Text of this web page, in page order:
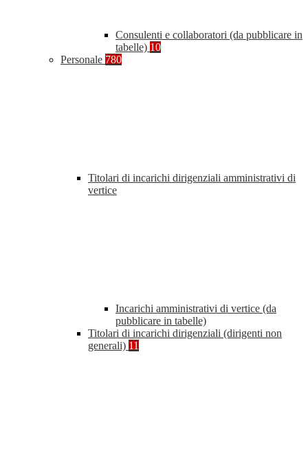
Consulenti e collaboratori (da pubblicare in
tabelle) 10
Personale 780
Titolari di incarichi dirigenziali amministrativi di
vertice
Incarichi amministrativi di vertice (da
pubblicare in tabelle)
Titolari di incarichi dirigenziali (dirigenti non
generali) 11